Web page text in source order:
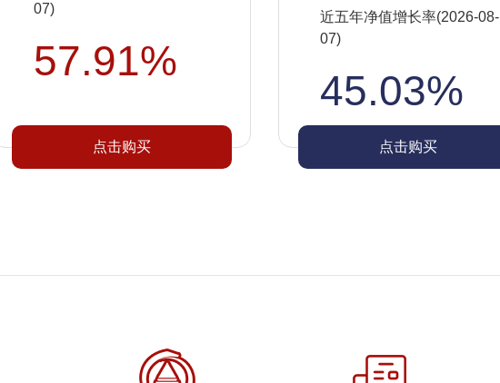
07)
57.91%
点击购买
近五年净值增长率(2026-08-
07)
45.03%
点击购买